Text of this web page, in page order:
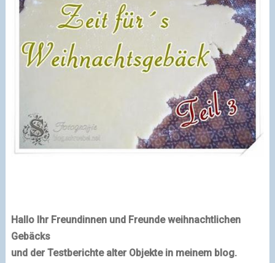
Hallo Ihr Freundinnen und Freunde weihnachtlichen
Gebäcks
und der Testberichte alter Objekte in meinem blog.